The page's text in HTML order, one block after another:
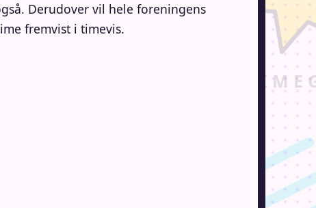
Derudover vil hele foreningens
fremvist i timevis.